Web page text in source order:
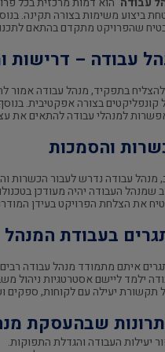
ביצוע משימות בצורה תקינה.
שהפרויקט מתקדם בהתאם
עבודה – דרישות
בתפקיד, מנהל עבודה אמור
קונפליקטים בצורה אפקטיבית.
למנהלי עבודה להתאים את
והסמכות
מנהל עבודה נדרש לעבור הכשרות
שמנהל העבודה יהיה מעודכן
את הצלחת הפרויקט בעידן
בעבודת המנהל
איתם מתמודד מנהל עבודה רבים
ילמד ליישם אסטרטגיות ניהול
תקשורת יעילה עם לקוחות, ספקים
שבהעסקת
יעילות העבודה והגדלת התפוקות.